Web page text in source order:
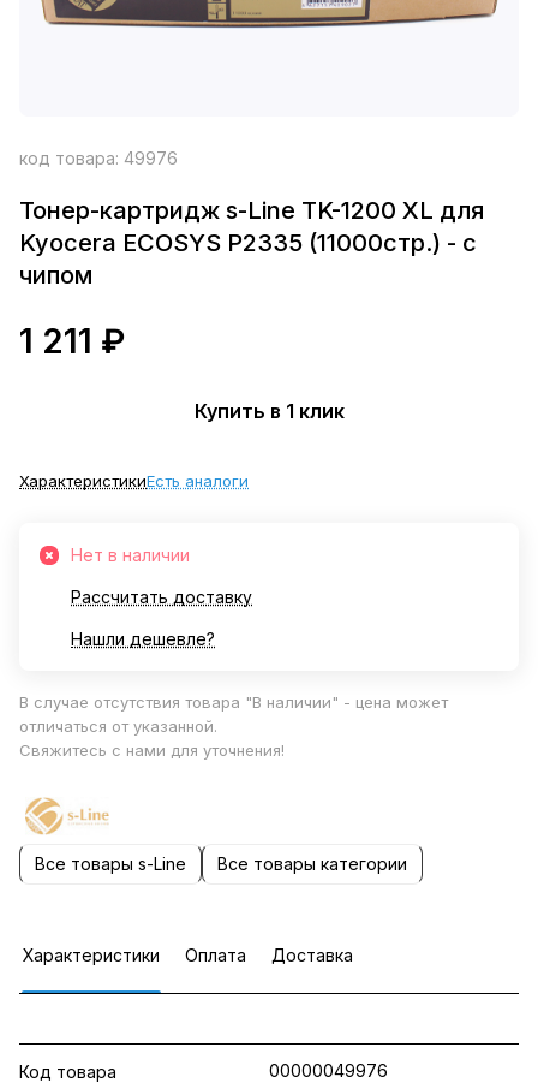
код товара: 49976
Тонер-картридж s-Line TK-1200 XL для
Kyocera ECOSYS P2335 (11000стр.) - с
чипом
1 211 ₽
Купить в 1 клик
ХарактеристикиЕсть аналоги
Нет в наличии
Рассчитать доставку
Нашли дешевле?
В случае отсутствия товара "В наличии" - цена может
отличаться от указанной.
Свяжитесь с нами для уточнения!
Все товары s-Line Все товары категории
Характеристики Оплата Доставка
Код товара 00000049976